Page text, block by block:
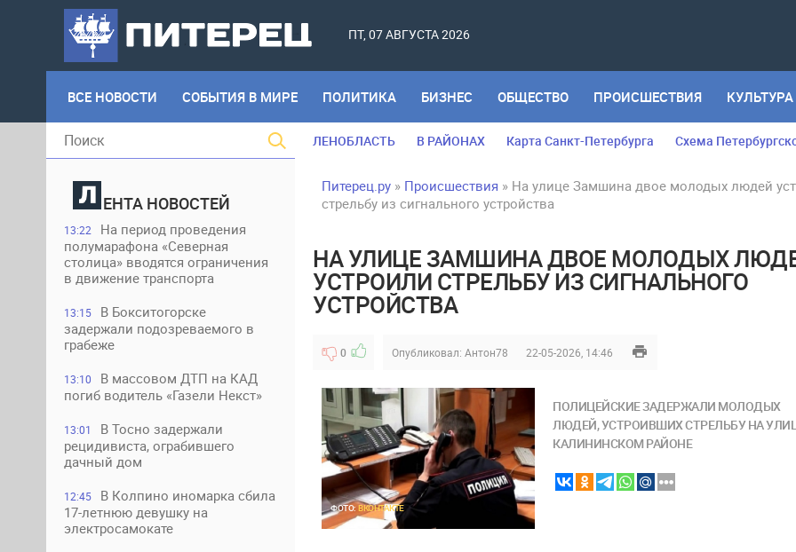
ПТ, 07 АВГУСТА 2026
ВСЕ НОВОСТИ СОБЫТИЯ В МИРЕ ПОЛИТИКА БИЗНЕС ОБЩЕСТВО ПРОИСШЕСТВИЯ КУЛЬТУРА
ЕНТА НОВОСТЕЙ
13:22
На период проведения
полумарафона «Северная
столица» вводятся ограничения
в движение транспорта
13:15
В Бокситогорске
задержали подозреваемого в
грабеже
13:10
В массовом ДТП на КАД
погиб водитель «Газели Некст»
13:01
В Тосно задержали
рецидивиста, ограбившего
дачный дом
12:45
В Колпино иномарка сбила
17-летнюю девушку на
электросамокате
ЛЕНОБЛАСТЬ В РАЙОНАХ Карта Санкт-Петербурга Схема
Питерец.ру » Происшествия » На улице Замшина двое молодых людей
стрельбу из сигнального устройства
НА УЛИЦЕ ЗАМШИНА ДВОЕ МОЛОДЫХ
УСТРОИЛИ СТРЕЛЬБУ ИЗ СИГНАЛЬНОГО
УСТРОЙСТВА
0 Опубликовал: Антон78 22-05-2026, 14:46
ФОТО:ВКОНТАКТЕ
ПОЛИЦЕЙСКИЕ ЗАДЕРЖАЛИ МОЛОДЫХ
ЛЮДЕЙ, УСТРОИВШИХ СТРЕЛЬБУ НА
КАЛИНИНСКОМ РАЙОНЕ